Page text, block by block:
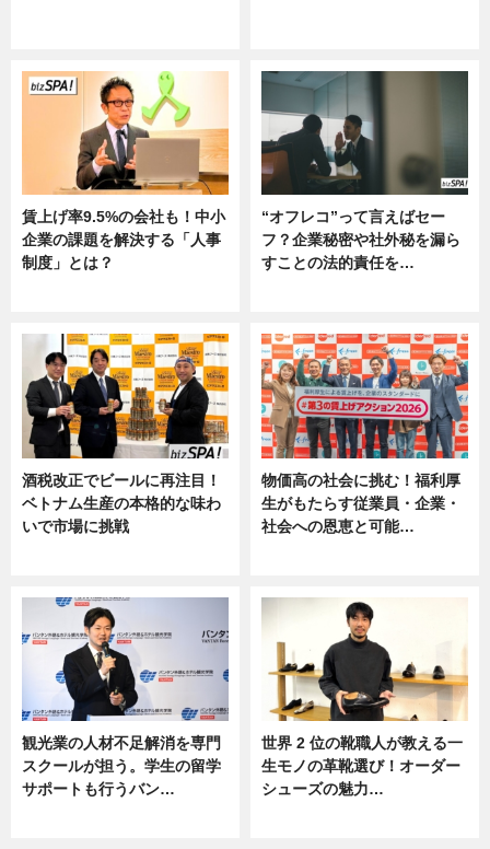
賃上げ率9.5%の会社も！中小
企業の課題を解決する「人事
制度」とは？
“オフレコ”って言えばセー
フ？企業秘密や社外秘を漏ら
すことの法的責任を…
酒税改正でビールに再注目！
ベトナム生産の本格的な味わ
いで市場に挑戦
物価高の社会に挑む！福利厚
生がもたらす従業員・企業・
社会への恩恵と可能…
観光業の人材不足解消を専門
スクールが担う。学生の留学
サポートも行うバン…
世界 2 位の靴職人が教える一
生モノの革靴選び！オーダー
シューズの魅力…